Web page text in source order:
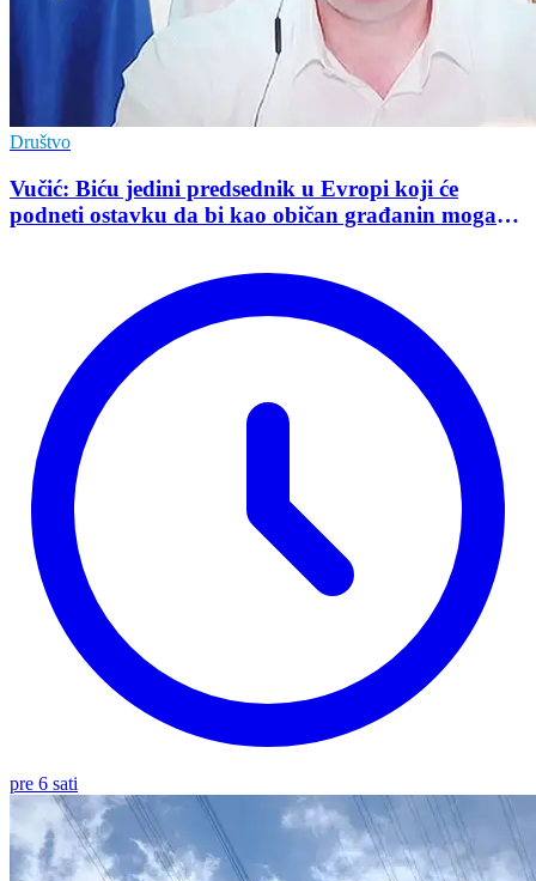
Društvo
Vučić: Biću jedini predsednik u Evropi koji će
podneti ostavku da bi kao običan građanin mogao
pre 6 sati